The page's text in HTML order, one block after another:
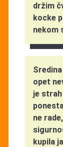
držim
kocke
nekom
opet
je
ne
kupila